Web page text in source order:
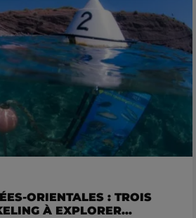
ORIENTALES : TROIS
À EXPLORER...